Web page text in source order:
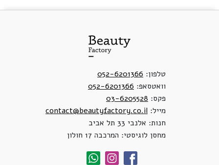
טלפון: 052-6201366
וואטסאפ: 052-6201366
פקס: 03-6205528
מייל: contact@beautyfactory.co.il
חנות: אלנבי 33 תל אביב
מחסן לוגיסטי: המרכבה 17 חולון